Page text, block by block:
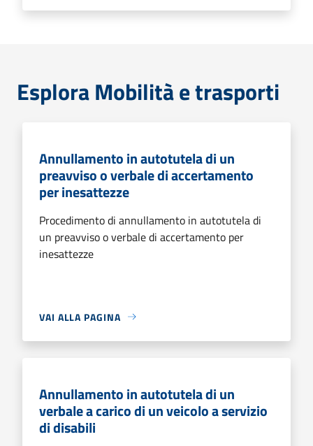
Esplora Mobilità e trasporti
Annullamento in autotutela di un
preavviso o verbale di accertamento
per inesattezze
Procedimento di annullamento in autotutela di
un preavviso o verbale di accertamento per
inesattezze
VAI ALLA PAGINA
Annullamento in autotutela di un
verbale a carico di un veicolo a servizio
di disabili